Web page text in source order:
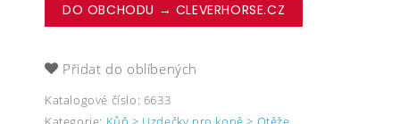
DO OBCHODU → CLEVERHORSE.CZ
Přidat do oblíbených
Katalogové číslo: 6633